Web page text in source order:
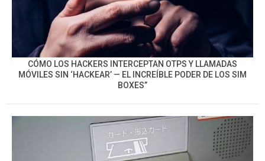
CÓMO LOS HACKERS INTERCEPTAN OTPS Y LLAMADAS
MÓVILES SIN ‘HACKEAR’ — EL INCREÍBLE PODER DE LOS SIM
BOXES”